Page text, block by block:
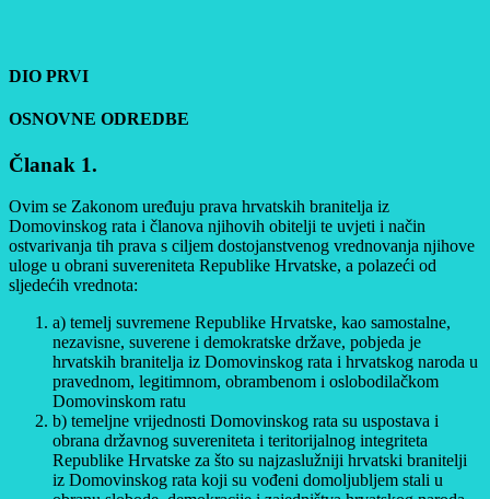
DIO PRVI
OSNOVNE ODREDBE
Članak 1.
Ovim se Zakonom uređuju prava hrvatskih branitelja iz
Domovinskog rata i članova njihovih obitelji te uvjeti i način
ostvarivanja tih prava s ciljem dostojanstvenog vrednovanja njihove
uloge u obrani suvereniteta Republike Hrvatske, a polazeći od
sljedećih vrednota:
a) temelj suvremene Republike Hrvatske, kao samostalne,
nezavisne, suverene i demokratske države, pobjeda je
hrvatskih branitelja iz Domovinskog rata i hrvatskog naroda u
pravednom, legitimnom, obrambenom i oslobodilačkom
Domovinskom ratu
b) temeljne vrijednosti Domovinskog rata su uspostava i
obrana državnog suvereniteta i teritorijalnog integriteta
Republike Hrvatske za što su najzaslužniji hrvatski branitelji
iz Domovinskog rata koji su vođeni domoljubljem stali u